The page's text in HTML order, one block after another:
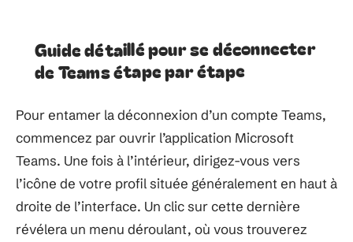
Guide détaillé pour se déconnecter
de Teams étape par étape
Pour entamer la déconnexion d’un compte Teams,
commencez par ouvrir l’application Microsoft
Teams. Une fois à l’intérieur, dirigez-vous vers
l’icône de votre profil située généralement en haut à
droite de l’interface. Un clic sur cette dernière
révélera un menu déroulant, où vous trouverez